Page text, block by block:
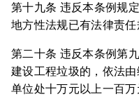
第十九条 违反本条例规
地方性法规已有法律责任
第二十条 违反本条例第
建设工程垃圾的，依法
单位处十万元以上一百